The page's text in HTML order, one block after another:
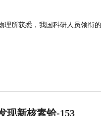
理所获悉，我国科研人员领衔
现新核素铪-153